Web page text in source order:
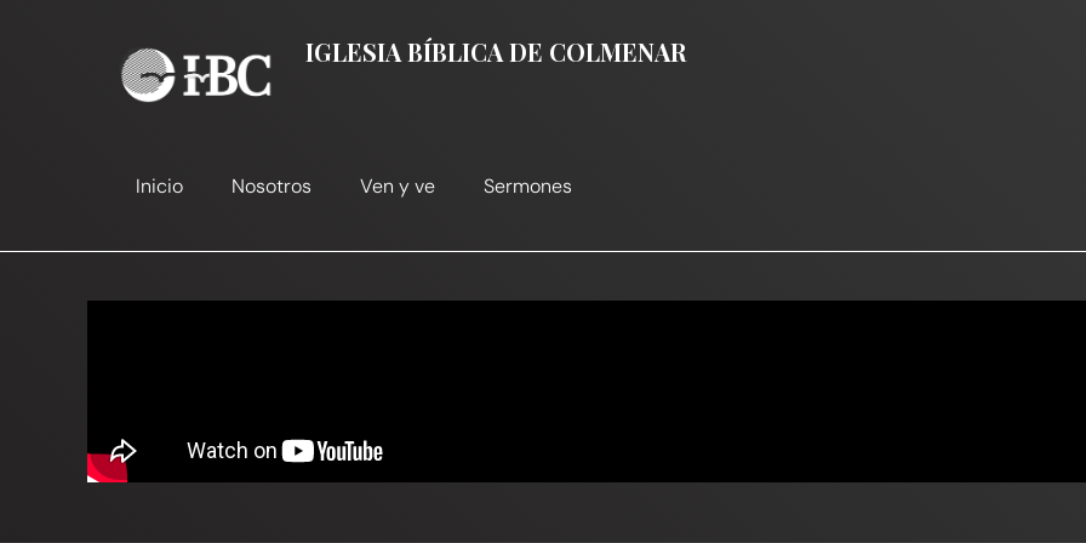
IGLESIA BÍBLICA DE COLMENAR
Inicio Nosotros Ven y ve Sermones